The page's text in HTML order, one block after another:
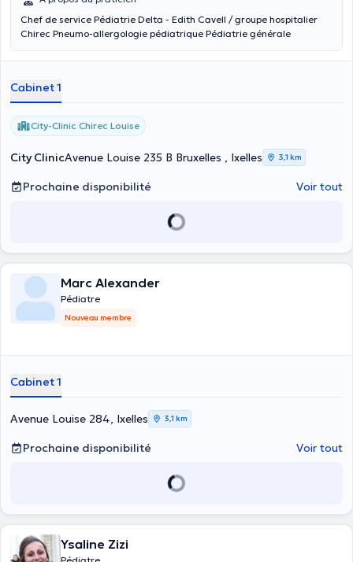
Chef de service Pédiatrie Delta - Edith Cavell / groupe hospitalier
Chirec Pneumo-allergologie pédiatrique Pédiatrie générale
Cabinet 1
City-Clinic Chirec Louise
City Clinic Avenue Louise 235 B Bruxelles , Ixelles 3,1 km
Prochaine disponibilité Voir tout
Marc Alexander
Pédiatre
Nouveau membre
Cabinet 1
Avenue Louise 284, Ixelles 3,1 km
Prochaine disponibilité Voir tout
Ysaline Zizi